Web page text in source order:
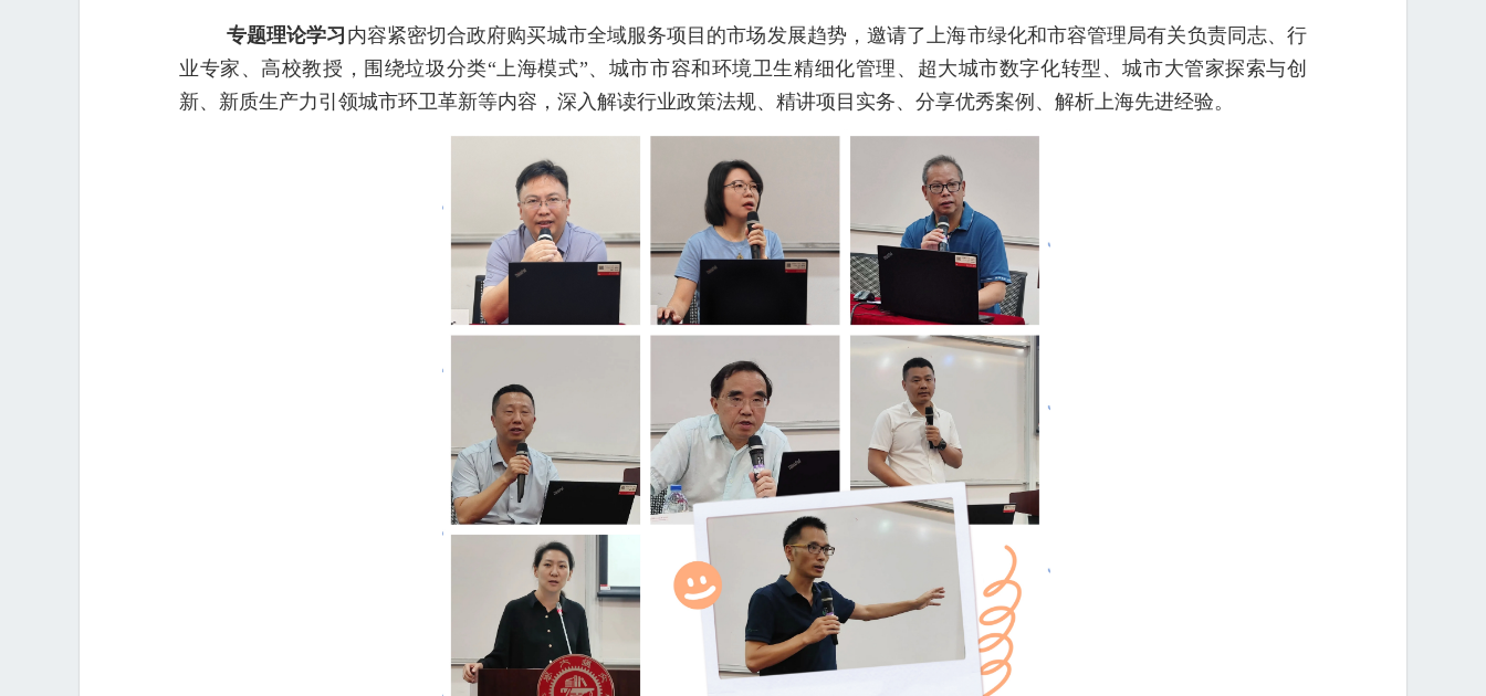
专题理论学习 内容紧密切合政府购买城市全域服务项目的市场发展趋势，邀请了上海市绿化和市容管理局有关负责同志、行
业专家、高校教授，围绕垃圾分类“上海模式”、城市市容和环境卫生精细化管理、超大城市数字化转型、城市大管家探索与创
新、新质生产力引领城市环卫革新等内容，深入解读行业政策法规、精讲项目实务、分享优秀案例、解析上海先进经验。